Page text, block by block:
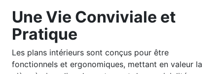
Une Vie Conviviale et
Pratique
Les plans intérieurs sont conçus pour être
fonctionnels et ergonomiques, mettant en valeur la